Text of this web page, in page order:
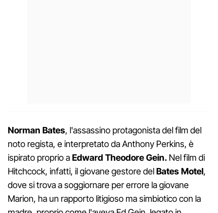
Norman Bates, l'assassino protagonista del film del
noto regista, e interpretato da Anthony Perkins, è
ispirato proprio aEdward Theodore Gein. Nel film di
Hitchcock, infatti, il giovane gestore delBates Motel,
dove si trova a soggiornare per errore la giovane
Marion, ha un rapporto litigioso ma simbiotico con la